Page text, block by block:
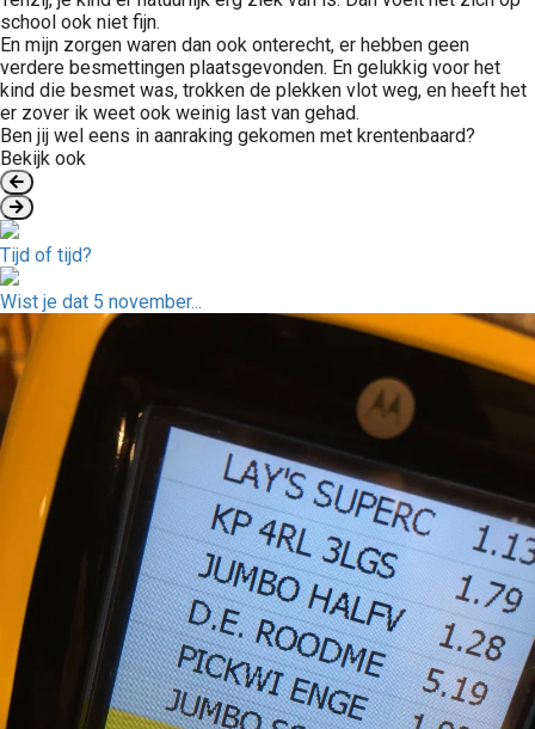
school ook niet fijn.
En mijn zorgen waren dan ook onterecht, er hebben geen
verdere besmettingen plaatsgevonden. En gelukkig voor het
kind die besmet was, trokken de plekken vlot weg, en heeft het
er zover ik weet ook weinig last van gehad.
Ben jij wel eens in aanraking gekomen met krentenbaard?
Bekijk ook
Tijd of tijd?
Wist je dat 5 november...